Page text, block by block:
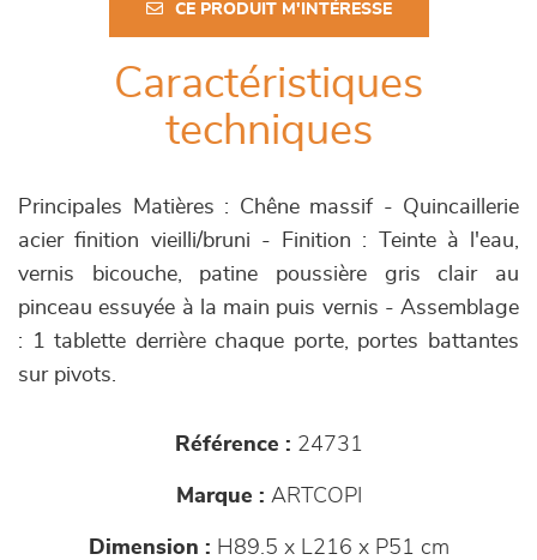
CE PRODUIT M'INTÉRESSE
Caractéristiques
techniques
Principales Matières : Chêne massif - Quincaillerie
acier finition vieilli/bruni - Finition : Teinte à l'eau,
vernis bicouche, patine poussière gris clair au
pinceau essuyée à la main puis vernis - Assemblage
: 1 tablette derrière chaque porte, portes battantes
sur pivots.
Référence : 24731
Marque : ARTCOPI
Dimension : H89.5 x L216 x P51 cm